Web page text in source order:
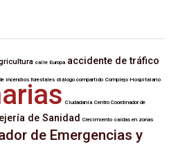
calle Europa accidente de tráfico
incendios forestales diálogo compartido Complejo Hospitalario
Ciudadanía Centro Coordinador de
de Sanidad Crecimiento caídas en zonas
de Emergencias y